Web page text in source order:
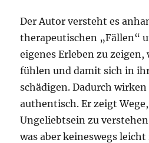
Der Autor versteht es
therapeutischen „Fällen“
eigenes Erleben zu zeigen,
fühlen und damit sich in
schädigen. Dadurch
authentisch. Er zeigt
Ungeliebtsein zu
was aber keineswegs leicht